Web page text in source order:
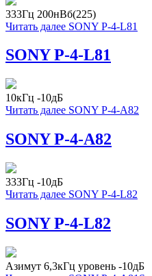
333Гц 200нВб(225)
Читать далее SONY P-4-L81
SONY P-4-L81
10кГц -10дБ
Читать далее SONY P-4-A82
SONY P-4-A82
333Гц -10дБ
Читать далее SONY P-4-L82
SONY P-4-L82
Азимут 6,3кГц уровень -10дБ